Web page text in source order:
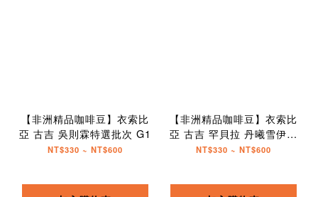
【非洲精品咖啡豆】衣索比
亞 古吉 吳則霖特選批次 G1
NT$330 ~ NT$600
【非洲精品咖啡豆】衣索比
亞 古吉 罕貝拉 丹曦雪伊莎
G1
NT$330 ~ NT$600